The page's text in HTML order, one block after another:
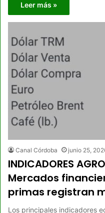
Leer más »
Canal Córdoba junio 25,
INDICADORES
Mercados
primas registran
Los principales indicadores